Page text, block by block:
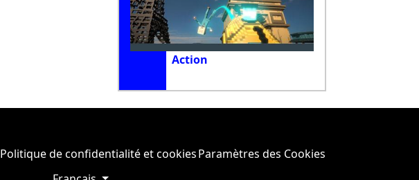
Action
Politique de confidentialité et cookiesParamètres des Cookies